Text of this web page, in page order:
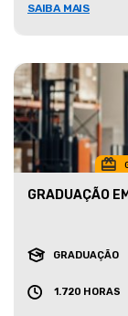
SAIBA MAIS
GRADUAÇÃO
GRADUAÇÃO
1.720 HORAS